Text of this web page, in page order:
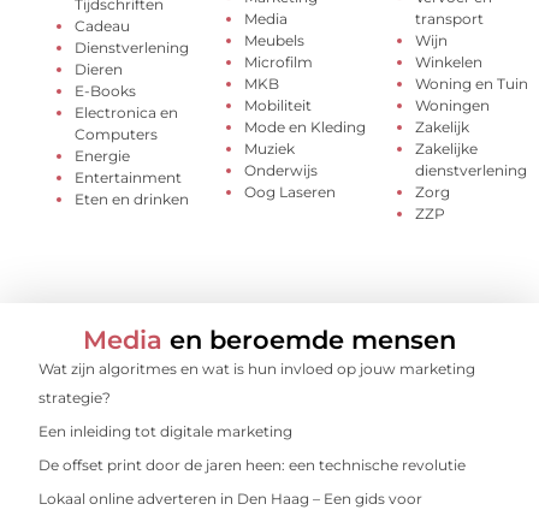
Tijdschriften
Cadeau
Dienstverlening
Dieren
E-Books
Electronica en
Computers
Energie
Entertainment
Eten en drinken
Media
Meubels
Microfilm
MKB
Mobiliteit
Mode en Kleding
Muziek
Onderwijs
Oog Laseren
transport
Wijn
Winkelen
Woning en Tuin
Woningen
Zakelijk
Zakelijke
dienstverlening
Zorg
ZZP
Media en beroemde mensen
Wat zijn algoritmes en wat is hun invloed op jouw marketing
strategie?
Een inleiding tot digitale marketing
De offset print door de jaren heen: een technische revolutie
Lokaal online adverteren in Den Haag – Een gids voor